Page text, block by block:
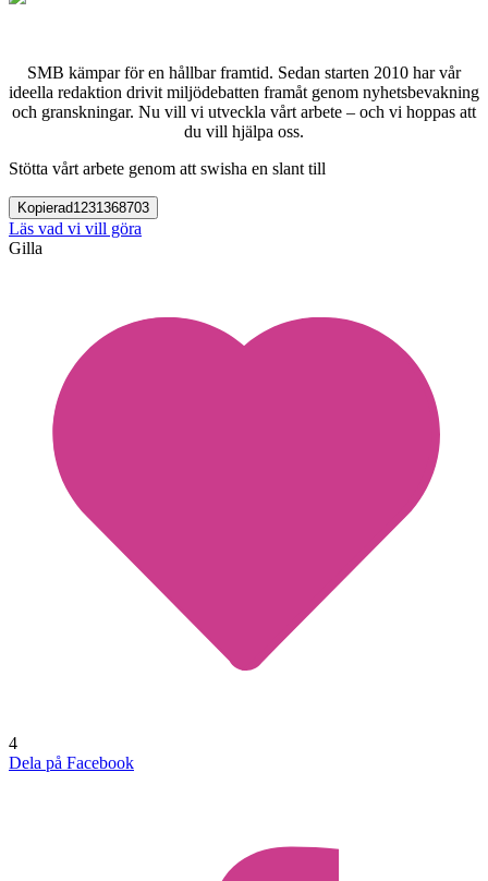
SMB kämpar för en hållbar framtid. Sedan starten 2010 har vår
ideella redaktion drivit miljödebatten framåt genom nyhetsbevakning
och granskningar. Nu vill vi utveckla vårt arbete – och vi hoppas att
du vill hjälpa oss.
Stötta vårt arbete genom att swisha en slant till
Kopierad1231368703
Läs vad vi vill göra
Gilla
4
Dela på Facebook